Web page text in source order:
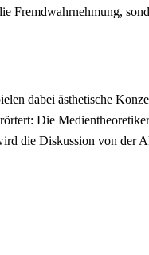
Fremdwahrnehmung,
dabei ästhetische
Die
die Diskussion von der